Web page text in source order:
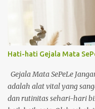
Hati-hati Gejala Mata
Gejala Mata SePeLe
adalah alat vital yang
dan rutinitas sehari-hari